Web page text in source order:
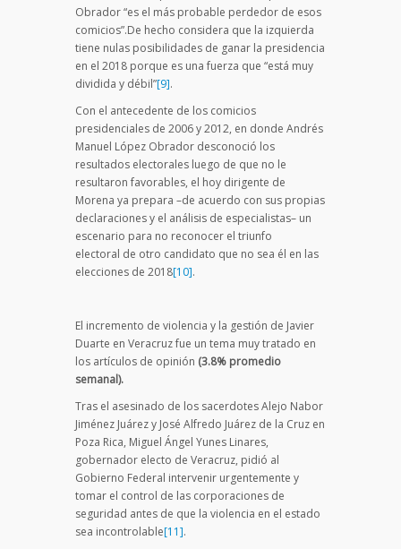
Obrador “es el más probable perdedor de esos
comicios”.De hecho considera que la izquierda
tiene nulas posibilidades de ganar la presidencia
en el 2018 porque es una fuerza que “está muy
dividida y débil”[9].
Con el antecedente de los comicios
presidenciales de 2006 y 2012, en donde Andrés
Manuel López Obrador desconoció los
resultados electorales luego de que no le
resultaron favorables, el hoy dirigente de
Morena ya prepara –de acuerdo con sus propias
declaraciones y el análisis de especialistas– un
escenario para no reconocer el triunfo
electoral de otro candidato que no sea él en las
elecciones de 2018[10].
El incremento de violencia y la gestión de Javier
Duarte en Veracruz fue un tema muy tratado en
los artículos de opinión (3.8% promedio
semanal).
Tras el asesinado de los sacerdotes Alejo Nabor
Jiménez Juárez y José Alfredo Juárez de la Cruz en
Poza Rica, Miguel Ángel Yunes Linares,
gobernador electo de Veracruz, pidió al
Gobierno Federal intervenir urgentemente y
tomar el control de las corporaciones de
seguridad antes de que la violencia en el estado
sea incontrolable[11].